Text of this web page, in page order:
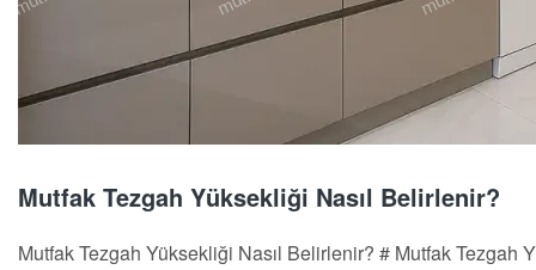
Mutfak Tezgah Yüksekliği Nasıl Belirlenir?
Mutfak Tezgah Yüksekliği Nasıl Belirlenir? # Mutfak Tezgah